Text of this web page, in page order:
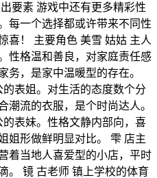
要素 游戏中还有更多精彩性
每一个选择都或许带来不同性
喜！ 主要角色 美雪 姑姑 主人
性格温和善良，对家庭责任感
务，是家中温暖型的存在。
表姐。对生活的态度数个分
潮流的衣服，是个时尚达人。
表妹。性格文静内部向，喜
姐形做鲜明显对比。 雫 店主
着当地人喜爱型的小店，平时
。 镜 古老师 镇上学校的体育